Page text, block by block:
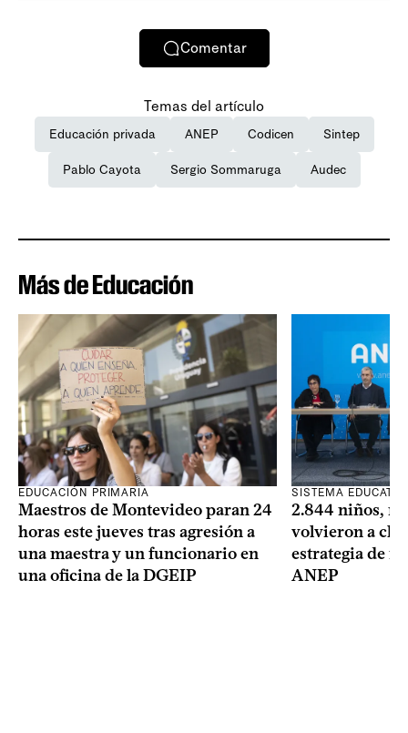
Comentar
Temas del artículo
Educación privada ANEP Codicen Sintep
Pablo Cayota Sergio Sommaruga Audec
Más de Educación
EDUCACIÓN PRIMARIA
Maestros de Montevideo paran 24
horas este jueves tras agresión a
una maestra y un funcionario en
una oficina de la DGEIP
SISTEMA
2.844 niños,
volvieron a
estrategia de
ANEP